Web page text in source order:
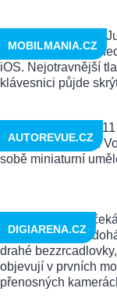
MOBILMANIA.CZ
AUTOREVUE.CZ
DIGIARENA.CZ